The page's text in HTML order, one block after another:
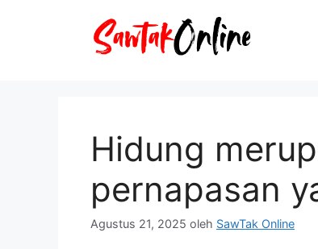
Hidung
pernapasan
Agustus 21, 2025 oleh SawTak Online